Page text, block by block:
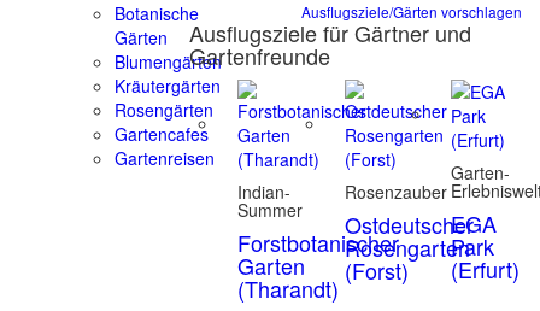
Botanische
Gärten
Blumengärten
Kräutergärten
Rosengärten
Gartencafes
Gartenreisen
Ausflugsziele/Gärten vorschlagen
Ausflugsziele für Gärtner und
Gartenfreunde
Indian-
Summer
Forstbotanischer
Garten
(Tharandt)
Rosenzauber
Ostdeutscher
Rosengarten
(Forst)
Garten-
EGA
Park
(Erfurt)